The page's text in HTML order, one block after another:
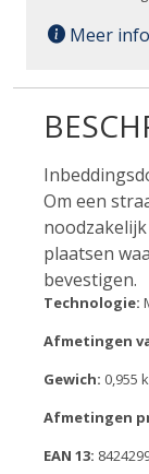
Meer
Om een
plaatsen
bevestigen.
Technologie:
Afmetingen
Gewich: 0,955
Afmetingen
EAN 13: